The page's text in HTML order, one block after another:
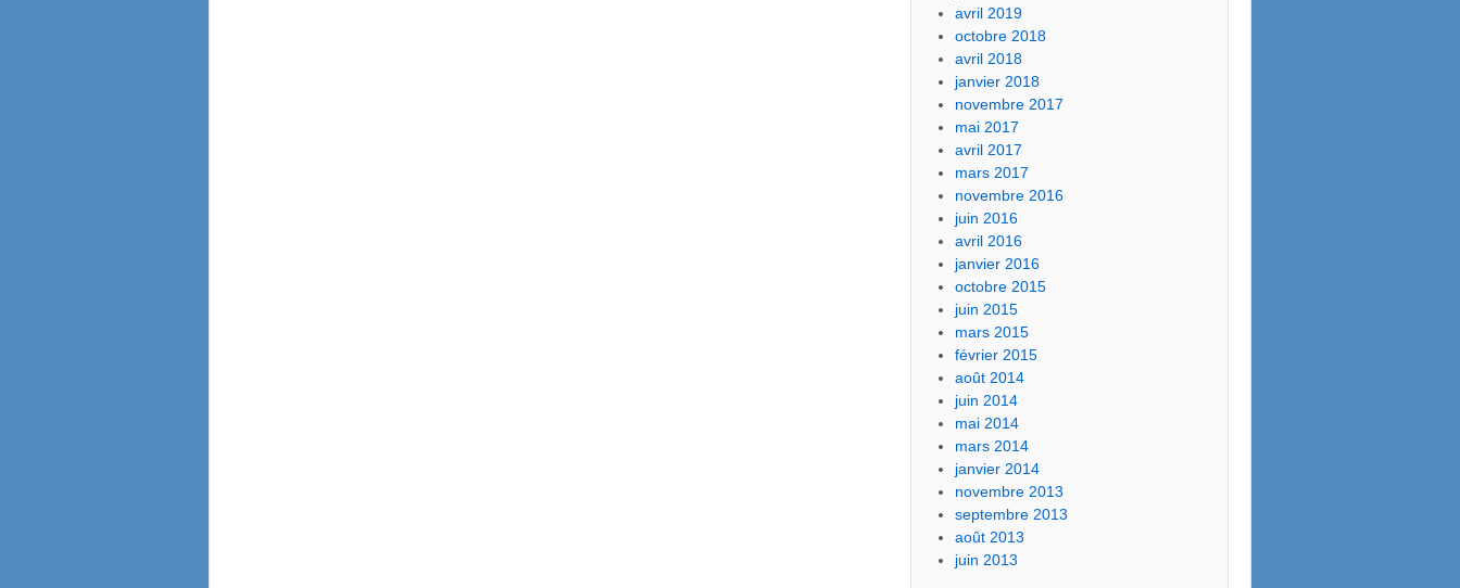
avril 2019
octobre 2018
avril 2018
janvier 2018
novembre 2017
mai 2017
avril 2017
mars 2017
novembre 2016
juin 2016
avril 2016
janvier 2016
octobre 2015
juin 2015
mars 2015
février 2015
août 2014
juin 2014
mai 2014
mars 2014
janvier 2014
novembre 2013
septembre 2013
août 2013
juin 2013